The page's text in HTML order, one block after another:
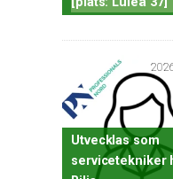
Utvecklas som
servicetekniker